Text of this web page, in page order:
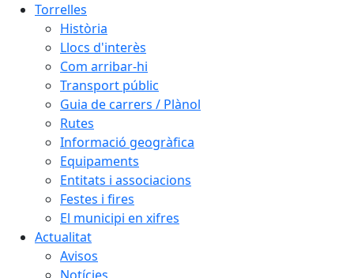
Torrelles
Història
Llocs d'interès
Com arribar-hi
Transport públic
Guia de carrers / Plànol
Rutes
Informació geogràfica
Equipaments
Entitats i associacions
Festes i fires
El municipi en xifres
Actualitat
Avisos